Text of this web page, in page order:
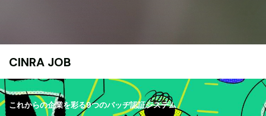
CINRA JOB
これからの企業を彩る9つのバッヂ認証システム